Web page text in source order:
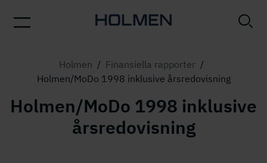
Holmen / Finansiella rapporter /
Holmen/MoDo 1998 inklusive årsredovisning
Holmen/MoDo 1998 inklusive
årsredovisning